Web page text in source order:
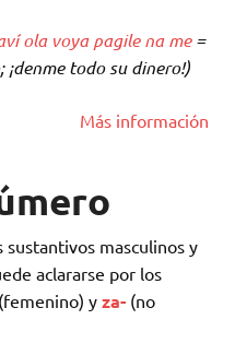
ola voya pagile na me=
¡denme todo su dinero!)
Más información
masculinos y
aclararse por los
(femenino) y za- (no